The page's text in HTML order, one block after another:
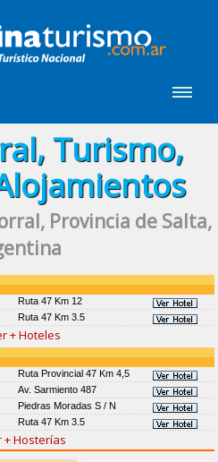
Turismo,
Provincia de Salta,
Ruta 47 Km 12
Ruta 47 Km 3.5
+ Hoteles
Ruta Provincial 47 Km 4,5
Av. Sarmiento 487
Piedras Moradas S / N
Ruta 47 Km 3.5
+ Hosterías